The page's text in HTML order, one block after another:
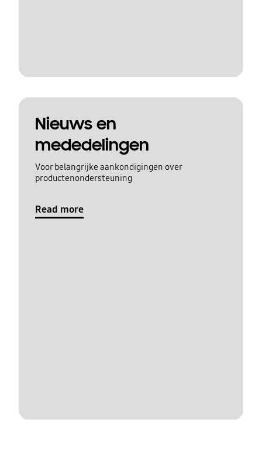
Nieuws en
mededelingen
Voor belangrijke aankondigingen over
productenondersteuning
Read more